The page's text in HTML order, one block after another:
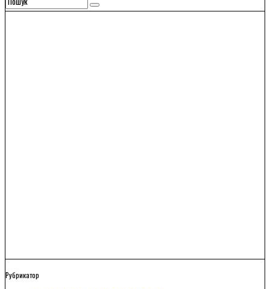
Рубрикатор